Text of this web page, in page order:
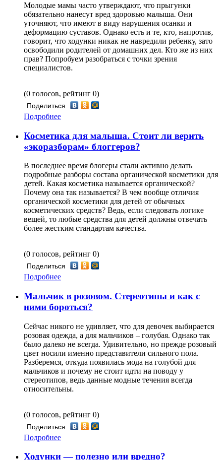
Молодые мамы часто утверждают, что прыгунки
обязательно нанесут вред здоровью малыша. Они
уточняют, что имеют в виду нарушения осанки и
деформацию суставов. Однако есть и те, кто, напротив,
говорит, что ходунки никак не навредили ребенку, зато
освободили родителей от домашних дел. Кто же из них
прав? Попробуем разобраться с точки зрения
специалистов.
(0 голосов, рейтинг 0)
Поделиться
Подробнее
Косметика для малыша. Стоит ли верить
«экоразборам» блоггеров?
В последнее время блогеры стали активно делать
подробные разборы состава органической косметики для
детей. Какая косметика называется органической?
Почему она так называется? В чем вообще отличия
органической косметики для детей от обычных
косметических средств? Ведь, если следовать логике
вещей, то любые средства для детей должны отвечать
более жестким стандартам качества.
(0 голосов, рейтинг 0)
Поделиться
Подробнее
Мальчик в розовом. Стереотипы и как с
ними бороться?
Сейчас никого не удивляет, что для девочек выбирается
розовая одежда, а для мальчиков – голубая. Однако так
было далеко не всегда. Удивительно, но прежде розовый
цвет носили именно представители сильного пола.
Разберемся, откуда появилась мода на голубой для
мальчиков и почему не стоит идти на поводу у
стереотипов, ведь данные модные течения всегда
относительны.
(0 голосов, рейтинг 0)
Поделиться
Подробнее
Ходунки — полезно или вредно?